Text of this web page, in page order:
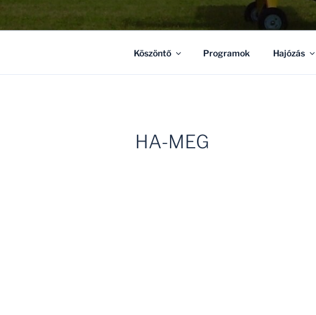
Köszöntő Programok Hajózás
HA-MEG